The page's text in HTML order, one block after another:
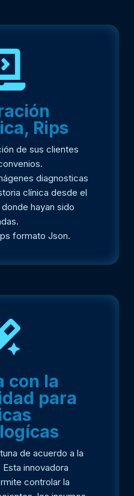
Rips
de sus clientes
diagnosticas
clínica desde el
hayan sido
formato Json.
con la
para
de acuerdo a la
Esta innovadora
controlar la